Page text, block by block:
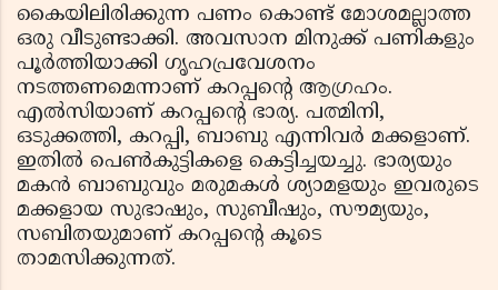
കൈയിലിരിക്കുന്ന പണം കൊണ്ട് മോശമല്ലാത്ത
ഒരു വീടുണ്ടാക്കി. അവസാന മിനുക്ക് പണികളും
പൂര്‍ത്തിയാക്കി ഗൃഹപ്രവേശനം
നടത്തണമെന്നാണ് കറപ്പന്റെ ആഗ്രഹം.
എല്‍സിയാണ് കറപ്പന്റെ ഭാര്യ. പത്മിനി,
ഒടുക്കത്തി, കറപ്പി, ബാബു എന്നിവര്‍ മക്കളാണ്.
ഇതില്‍ പെണ്‍കുട്ടികളെ കെട്ടിച്ചയച്ചു. ഭാര്യയും
മകന്‍ ബാബുവും മരുമകള്‍ ശ്യാമളയും ഇവരുടെ
മക്കളായ സുഭാഷും, സുബീഷും, സൗമ്യയും,
സബിതയുമാണ് കറപ്പന്റെ കൂടെ
താമസിക്കുന്നത്.